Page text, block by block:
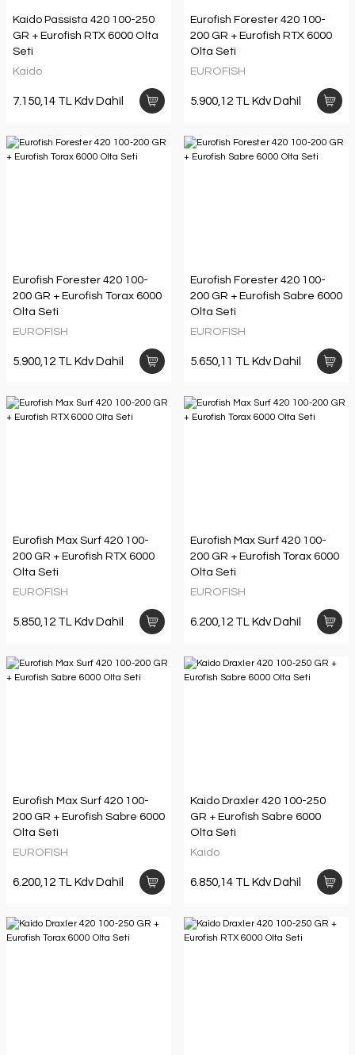
Kaido Passista 420 100-250
GR + Eurofish RTX 6000 Olta
Seti
Kaido
7.150,14 TL Kdv Dahil
Eurofish Forester 420 100-
200 GR + Eurofish RTX 6000
Olta Seti
EUROFISH
5.900,12 TL Kdv Dahil
Eurofish Forester 420 100-
200 GR + Eurofish Torax 6000
Olta Seti
EUROFISH
5.900,12 TL Kdv Dahil
Eurofish Forester 420 100-
200 GR + Eurofish Sabre 6000
Olta Seti
EUROFISH
5.650,11 TL Kdv Dahil
Eurofish Max Surf 420 100-
200 GR + Eurofish RTX 6000
Olta Seti
EUROFISH
5.850,12 TL Kdv Dahil
Eurofish Max Surf 420 100-
200 GR + Eurofish Torax 6000
Olta Seti
EUROFISH
6.200,12 TL Kdv Dahil
Eurofish Max Surf 420 100-
200 GR + Eurofish Sabre 6000
Olta Seti
EUROFISH
6.200,12 TL Kdv Dahil
Kaido Draxler 420 100-250
GR + Eurofish Sabre 6000
Olta Seti
Kaido
6.850,14 TL Kdv Dahil